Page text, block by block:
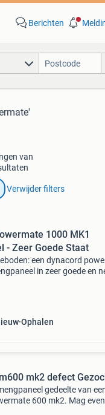
Berichten
van
Verwijder filters
1000 MK1
- Zeer Goede Staat
een dynacord
in zeer goede en
Ophalen
mk2 defect
gedeelte van
600 mk2. Mag